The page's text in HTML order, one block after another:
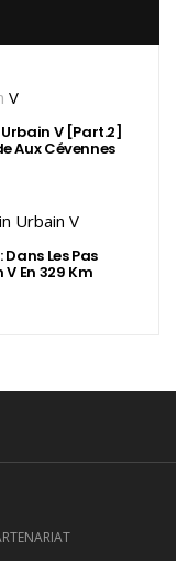
V [Part.2]
Aux Cévennes
Dans Les Pas
V En 329 Km